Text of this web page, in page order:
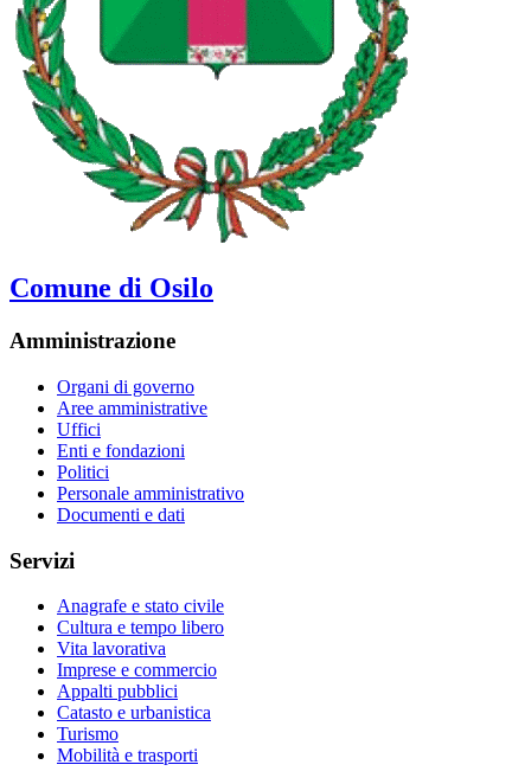
Comune di Osilo
Amministrazione
Organi di governo
Aree amministrative
Uffici
Enti e fondazioni
Politici
Personale amministrativo
Documenti e dati
Servizi
Anagrafe e stato civile
Cultura e tempo libero
Vita lavorativa
Imprese e commercio
Appalti pubblici
Catasto e urbanistica
Turismo
Mobilità e trasporti